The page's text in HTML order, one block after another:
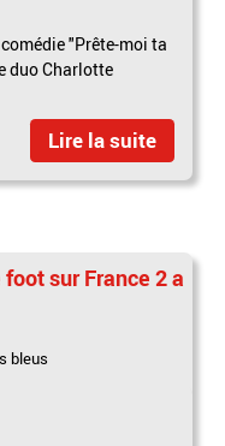
"Prête-moi ta
duo Charlotte
Lire la suite
sur France 2 a
bleus